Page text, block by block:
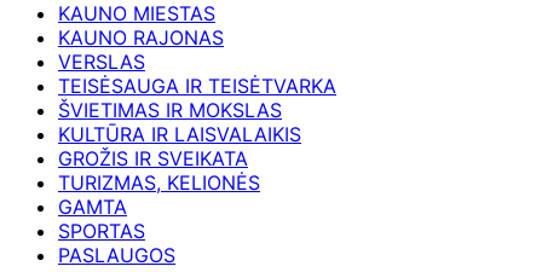
KAUNO MIESTAS
KAUNO RAJONAS
VERSLAS
TEISĖSAUGA IR TEISĖTVARKA
ŠVIETIMAS IR MOKSLAS
KULTŪRA IR LAISVALAIKIS
GROŽIS IR SVEIKATA
TURIZMAS, KELIONĖS
GAMTA
SPORTAS
PASLAUGOS